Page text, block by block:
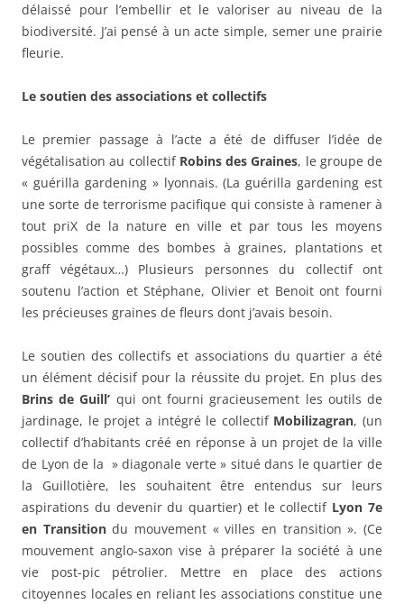
délaissé pour l’embellir et le valoriser au niveau de la
biodiversité. J’ai pensé à un acte simple, semer une prairie
fleurie.
Le soutien des associations et collectifs
Le premier passage à l’acte a été de diffuser l’idée de
végétalisation au collectif Robins des Graines, le groupe de
« guérilla gardening » lyonnais. (La guérilla gardening est
une sorte de terrorisme pacifique qui consiste à ramener à
tout priX de la nature en ville et par tous les moyens
possibles comme des bombes à graines, plantations et
graff végétaux…) Plusieurs personnes du collectif ont
soutenu l’action et Stéphane, Olivier et Benoit ont fourni
les précieuses graines de fleurs dont j’avais besoin.
Le soutien des collectifs et associations du quartier a été
un élément décisif pour la réussite du projet. En plus des
Brins de Guill’ qui ont fourni gracieusement les outils de
jardinage, le projet a intégré le collectif Mobilizagran, (un
collectif d’habitants créé en réponse à un projet de la ville
de Lyon de la » diagonale verte » situé dans le quartier de
la Guillotière, les souhaitent être entendus sur leurs
aspirations du devenir du quartier) et le collectif Lyon 7e
en Transitiondu mouvement « villes en transition ». (Ce
mouvement anglo-saxon vise à préparer la société à une
vie post-pic pétrolier. Mettre en place des actions
citoyennes locales en reliant les associations constitue une